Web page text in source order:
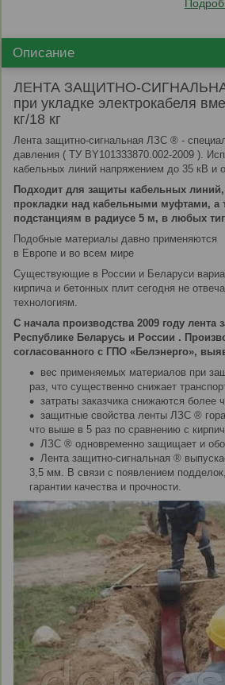
Описание
ЛЕНТА ЗАЩИТНО-СИГНАЛЬНАЯ
при укладке электрокабеля
кг/18 кг
Лента защитно-сигнальная ЛЗС ® -
давления ( ТУ BY101333870.002-2009 ).
кабельных линий напряжением до 35 кВ и
Подходит для защиты кабельных
прокладки над кабельными муфтами, а
подстанциям в радиусе 5 м, в любых
Подобные материалы давно применяются
в Европе и во всем мире
Существующие в России и Беларуси
кирпича и бетонных плит сегодня не
технологиям.
С начала производства 2009 году
Республике Беларусь и России .
согласованного с ГПО «Белэнерго»,
вес применяемых материалов при
раз, что существенно снижает
затраты заказчика снижаются более
защитные свойства ленты ЛЗС ®
что выше в 5 раз по сравнению с
ЛЗС ® одновременно защищает и
Лента защитно-сигнальная ®
3,5 мм. В связи с появлением
гарантии качества и прочности.